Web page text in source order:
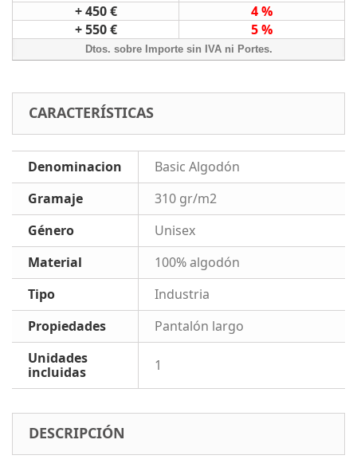
+ 450 €
4 %
+ 550 €
5 %
Dtos. sobre Importe sin IVA ni Portes.
CARACTERÍSTICAS
Denominacion
Basic Algodón
Gramaje
310 gr/m2
Género
Unisex
Material
100% algodón
Tipo
Industria
Propiedades
Pantalón largo
Unidades
incluidas
1
DESCRIPCIÓN